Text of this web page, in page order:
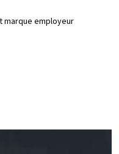
marque employeur